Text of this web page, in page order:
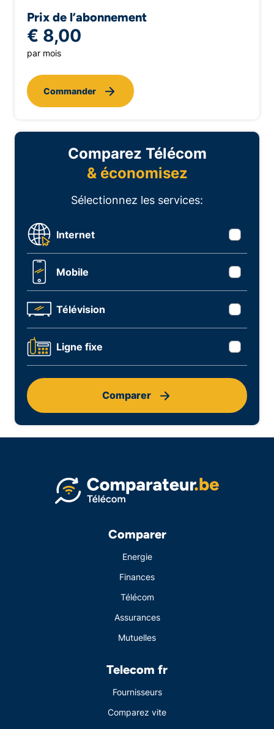
Prix de l’abonnement
€ 8,00
par mois
Commander
Comparez Télécom
& économisez
Sélectionnez les services:
Internet
Mobile
Télévision
Ligne fixe
Comparer
Comparer
Energie
Finances
Télécom
Assurances
Mutuelles
Telecom fr
Fournisseurs
Comparez vite